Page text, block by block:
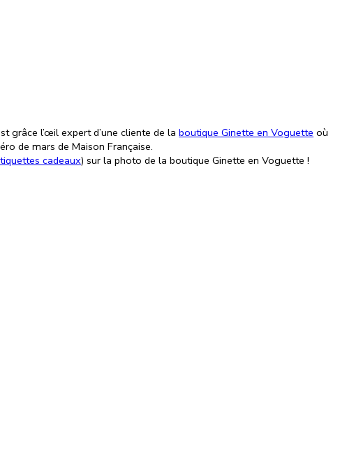
grâce l’œil expert d’une cliente de la boutique Ginette en Voguette où
de mars de Maison Française.
cadeaux) sur la photo de la boutique Ginette en Voguette !